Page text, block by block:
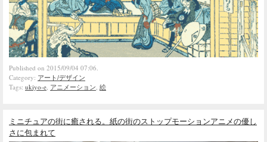
Published on 2015/09/04 07:06.
Category: アート/デザイン
Tags: ukiyo-e, アニメーション, 絵
ミニチュアの街に癒される。紙の街のストップモーションアニメの優し
さに包まれて